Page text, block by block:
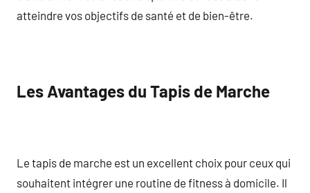
atteindre vos objectifs de santé et de bien-être.
Les Avantages du Tapis de Marche
Le tapis de marche est un excellent choix pour ceux qui
souhaitent intégrer une routine de fitness à domicile. Il